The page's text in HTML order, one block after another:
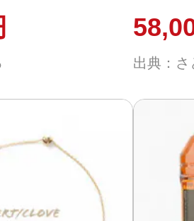
3本セット≪
ンビネガー
出典：さ